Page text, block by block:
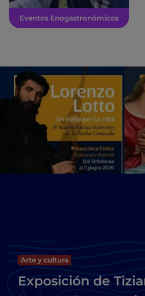
Eventos Enogastronómicos
Arte y cultura
Exposición de